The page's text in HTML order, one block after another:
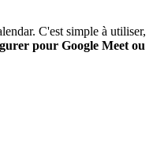
C'est simple à utiliser,
pour Google Meet ou